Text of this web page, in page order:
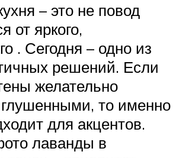
– это не повод
от яркого,
. Сегодня – одно из
решений. Если
желательно
то именно
для акцентов.
лаванды в